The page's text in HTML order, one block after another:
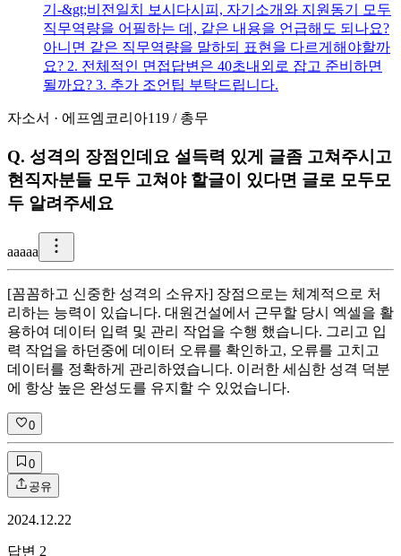
기-&gt;비전일치 보시다시피, 자기소개와 지원동기 모두
직무역량을 어필하는 데, 같은 내용을 언급해도 되나요?
아니면 같은 직무역량을 말하되 표현을 다르게해야할까
요? 2. 전체적인 면접답변은 40초내외로 잡고 준비하면
될까요? 3. 추가 조언팁 부탁드립니다.
자소서 · 에프엠코리아119 / 총무
Q. 성격의 장점인데요 설득력 있게 글좀 고쳐주시고
현직자분들 모두 고쳐야 할글이 있다면 글로 모두모
두 알려주세요
aaaaa
[꼼꼼하고 신중한 성격의 소유자] 장점으로는 체계적으로 처
리하는 능력이 있습니다. 대원건설에서 근무할 당시 엑셀을 활
용하여 데이터 입력 및 관리 작업을 수행 했습니다. 그리고 입
력 작업을 하던중에 데이터 오류를 확인하고, 오류를 고치고
데이터를 정확하게 관리하였습니다. 이러한 세심한 성격 덕분
에 항상 높은 완성도를 유지할 수 있었습니다.
0
0
공유
2024.12.22
답변 2